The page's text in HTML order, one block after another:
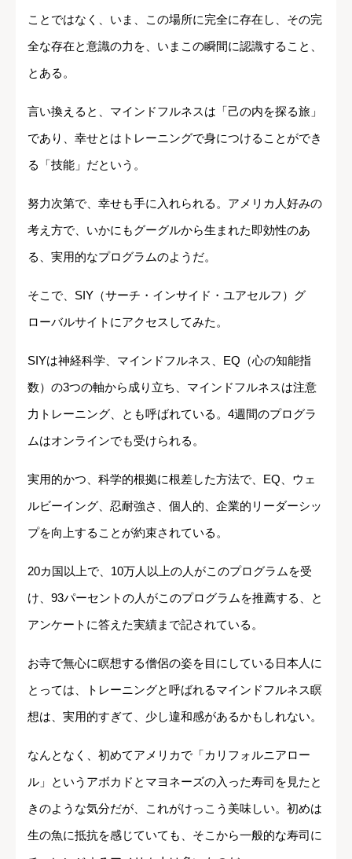
ことではなく、いま、この場所に完全に存在し、その完
全な存在と意識の力を、いまこの瞬間に認識すること、
とある。
言い換えると、マインドフルネスは「己の内を探る旅」
であり、幸せとはトレーニングで身につけることができ
る「技能」だという。
努力次第で、幸せも手に入れられる。アメリカ人好みの
考え方で、いかにもグーグルから生まれた即効性のあ
る、実用的なプログラムのようだ。
そこで、SIY（サーチ・インサイド・ユアセルフ）グ
ローバルサイトにアクセスしてみた。
SIYは神経科学、マインドフルネス、EQ（心の知能指
数）の3つの軸から成り立ち、マインドフルネスは注意
力トレーニング、とも呼ばれている。4週間のプログラ
ムはオンラインでも受けられる。
実用的かつ、科学的根拠に根差した方法で、EQ、ウェ
ルビーイング、忍耐強さ、個人的、企業的リーダーシッ
プを向上することが約束されている。
20カ国以上で、10万人以上の人がこのプログラムを受
け、93パーセントの人がこのプログラムを推薦する、と
アンケートに答えた実績まで記されている。
お寺で無心に瞑想する僧侶の姿を目にしている日本人に
とっては、トレーニングと呼ばれるマインドフルネス瞑
想は、実用的すぎて、少し違和感があるかもしれない。
なんとなく、初めてアメリカで「カリフォルニアロー
ル」というアボカドとマヨネーズの入った寿司を見たと
きのような気分だが、これがけっこう美味しい。初めは
生の魚に抵抗を感じていても、そこから一般的な寿司に